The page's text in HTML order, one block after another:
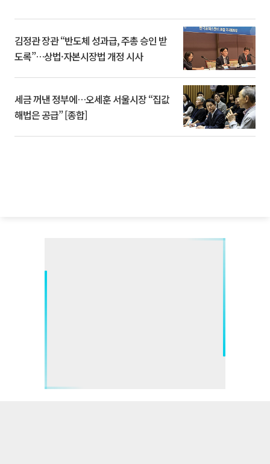
김정관 장관 “반도체 성과급, 주총 승인 받
도록”…상법·자본시장법 개정 시사
세금 꺼낸 정부에…오세훈 서울시장 “집값
해법은 공급” [종합]